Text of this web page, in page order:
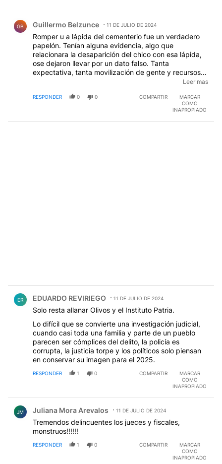
GB Guillermo Belzunce 11 DE JULIO DE 2024
Romper u a lápida del cementerio fue un verdadero
papelón. Tenían alguna evidencia, algo que
relacionara la desaparición del chico con esa lápida,
ose dejaron llevar por un dato falso. Tanta
expectativa, tanta movilización de gente y recursos
para eso ????????? Evidencian que no tienen nada en
verdad pronto.
Leer mas
RESPONDER 0 0 COMPARTIR
MARCAR
COMO
INAPROPIADO
ER EDUARDO REVIRIEGO 11 DE JULIO DE 2024
Solo resta allanar Olivos y el Instituto Patria.
Lo difícil que se convierte una investigación judicial,
cuando casi toda una familia y parte de un pueblo
parecen ser cómplices del delito, la policía es
corrupta, la justicia torpe y los políticos solo piensan
en conservar su imagen para el 2025.
RESPONDER 1 0 COMPARTIR
MARCAR
COMO
INAPROPIADO
JM Juliana Mora Arevalos 11 DE JULIO DE 2024
Tremendos delincuentes los jueces y fiscales,
monstruos!!!!!!
RESPONDER 1 0 COMPARTIR
MARCAR
COMO
INAPROPIADO